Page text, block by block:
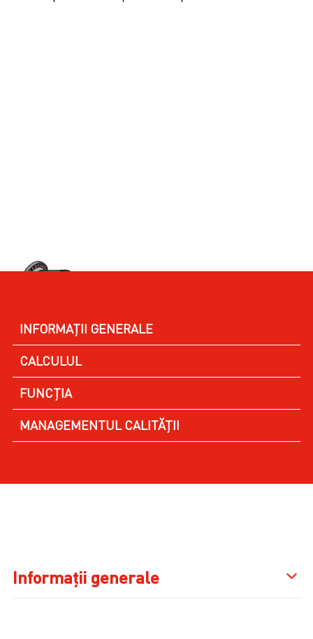
INFORMAȚII GENERALE
CALCULUL
FUNCȚIA
MANAGEMENTUL CALITĂȚII
Informații generale